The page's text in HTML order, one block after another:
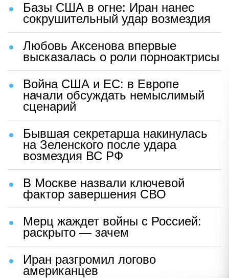
Базы США в огне: Иран нанес
сокрушительный удар возмездия
Любовь Аксенова впервые
высказалась о роли порноактрисы
Война США и ЕС: в Европе
начали обсуждать немыслимый
сценарий
Бывшая секретарша накинулась
на Зеленского после удара
возмездия ВС РФ
В Москве назвали ключевой
фактор завершения СВО
Мерц жаждет войны с Россией:
раскрыто — зачем
Иран разгромил логово
американцев